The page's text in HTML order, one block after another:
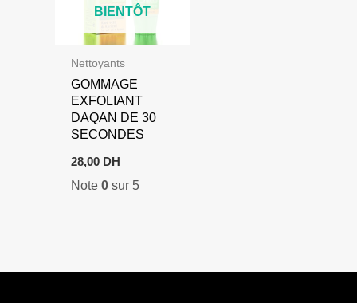
BIENTÔT
Nettoyants
GOMMAGE
EXFOLIANT
DAQAN DE 30
SECONDES
28,00 DH
Note 0sur 5